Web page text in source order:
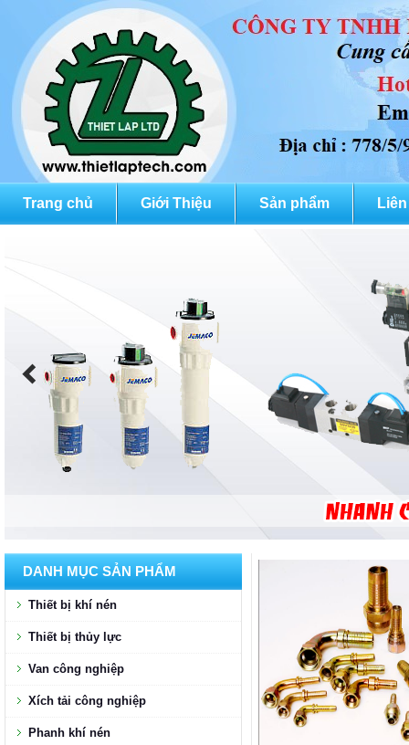
Trang chủ Giới Thiệu Sản phẩm
DANH MỤC SẢN PHẨM
Thiết bị khí nén
Thiết bị thủy lực
Van công nghiệp
Xích tải công nghiệp
Phanh khí nén